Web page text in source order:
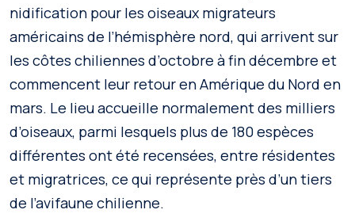
nidification pour les oiseaux migrateurs
américains de l’hémisphère nord, qui arrivent sur
les côtes chiliennes d’octobre à fin décembre et
commencent leur retour en Amérique du Nord en
mars. Le lieu accueille normalement des milliers
d’oiseaux, parmi lesquels plus de 180 espèces
différentes ont été recensées, entre résidentes
et migratrices, ce qui représente près d’un tiers
de l’avifaune chilienne.